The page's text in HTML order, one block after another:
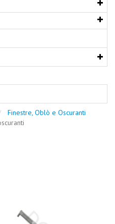
Finestre, Oblò e Oscuranti